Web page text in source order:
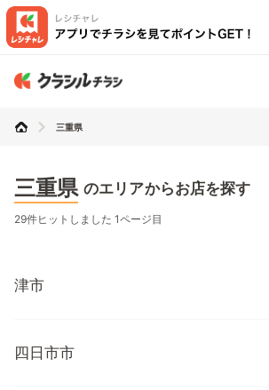
三重県
三重県 のエリアからお店を探す
29件ヒットしました 1ページ目
津市
四日市市